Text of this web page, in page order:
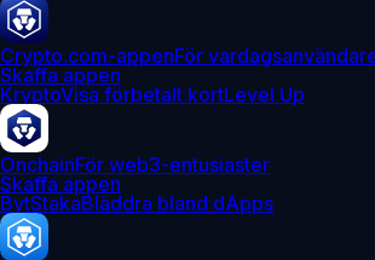
Crypto.com-appenFör
Skaffa appen
KryptoVisa förbetalt kortLevel Up
OnchainFör web3-entusiaster
Skaffa appen
BytStakaBläddra bland dApps